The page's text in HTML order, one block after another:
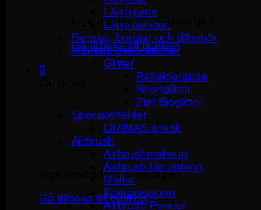
Inga produkter i varukorgen.
Gå tillbaka till butiken
0
Inga produkter i varukorgen.
Gå tillbaka till butiken
Läppglans
Läpp pennor
Penslar, borstar och tillbehör
Makeup dekorationer
Glitter
Reflekterande
Neonglitter
Ztirl Bioglitter
Specialeffekter
GRIMAS smink
Airbrush
Airbrushmakeup
Airbrush Utrustning
Mallar
Kompressorer
Airbrush Pennor